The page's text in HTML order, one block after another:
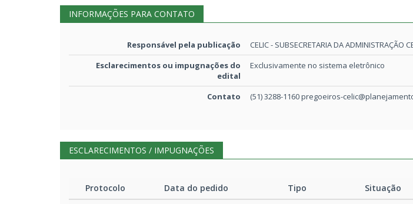
Outros
Aviso Convocação Prosseguimento
Outros
Planilha editável
INFORMAÇÕES PARA CONTATO
Responsável pela publicação
CELIC - SUBSECRETARIA DA ADMINISTRAÇÃO
Esclarecimentos ou impugnações do
edital
Exclusivamente no sistema eletrônico
Contato (51) 3288-1160 pregoeiros-
ESCLARECIMENTOS / IMPUGNAÇÕES
Protocolo Data do pedido Tipo Situação